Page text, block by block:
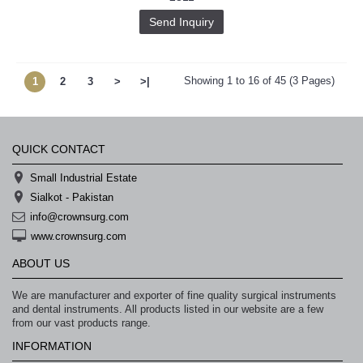
Send Inquiry
1 2 3 > >| Showing 1 to 16 of 45 (3 Pages)
QUICK CONTACT
Small Industrial Estate
Sialkot - Pakistan
info@crownsurg.com
www.crownsurg.com
ABOUT US
We are manufacturer and exporter of fine quality surgical instruments
and dental instruments. All products listed in our website are a few
from our vast products range.
INFORMATION